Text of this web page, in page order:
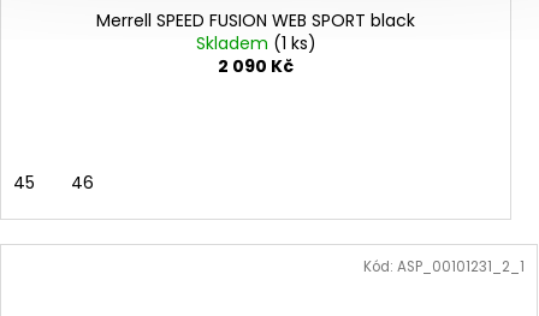
Merrell SPEED FUSION WEB SPORT black
Skladem (1 ks)
2 090 Kč
45 46
Kód: ASP_00101231_2_1